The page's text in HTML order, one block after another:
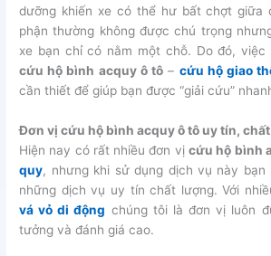
dưỡng khiến xe có thể hư bất chợt giữa
phận thường không được chú trọng
xe bạn chỉ có nằm một chỗ. Do đó, việc
cứu hộ bình acquy ô tô – cứu hộ giao
cần thiết để giúp bạn được “giải cứu”
Đơn vị cứu hộ bình acquy ô tô uy tín,
Hiện nay có rất nhiều đơn vị cứu hộ bình
quy, nhưng khi sử dụng dịch vụ này bạn
những dịch vụ uy tín chất lượng. Với
vá vỏ di động chúng tôi là đơn vị luôn
tưởng và đánh giá cao.